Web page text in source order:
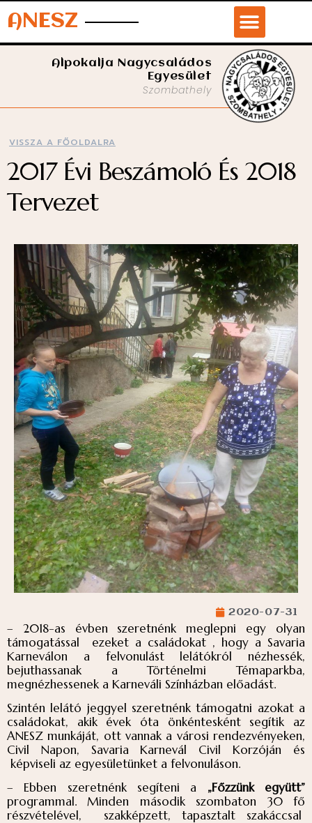
ANESZ
Alpokalja Nagycsaládos
Egyesület
Szombathely
VISSZA A FŐOLDALRA
2017 Évi Beszámoló És 2018
Tervezet
2020-07-31
– 2018-as évben szeretnénk meglepni egy olyan
támogatással ezeket a családokat , hogy a Savaria
Karneválon a felvonulást lelátókról nézhessék,
bejuthassanak a Történelmi Témaparkba,
megnézhessenek a Karneváli Színházban előadást.
Szintén lelátó jeggyel szeretnénk támogatni azokat a
családokat, akik évek óta önkéntesként segítik az
ANESZ munkáját, ott vannak a városi rendezvényeken,
Civil Napon, Savaria Karnevál Civil Korzóján és
képviseli az egyesületünket a felvonuláson.
– Ebben szeretnénk segíteni a „Főzzünk együtt”
programmal. Minden második szombaton 30 fő
részvételével, szakképzett, tapasztalt szakáccsal